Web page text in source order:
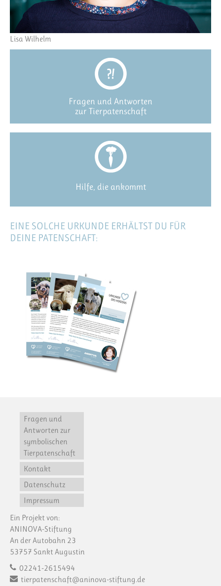
Lisa Wilhelm
Fragen und Antworten
zur Tierpatenschaft
Hilfe, die ankommt
EINE SOLCHE URKUNDE ERHÄLTST DU FÜR
DEINE PATENSCHAFT:
Fragen und
Antworten zur
symbolischen
Tierpatenschaft
Kontakt
Datenschutz
Impressum
Ein Projekt von:
ANINOVA-Stiftung
An der Autobahn 23
53757 Sankt Augustin
02241-2615494
tierpatenschaft@aninova-stiftung.de